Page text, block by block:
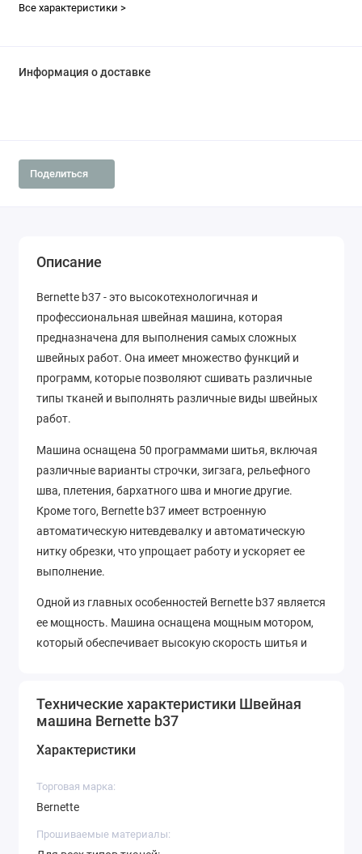
Все характеристики >
Информация о доставке
Поделиться
Описание
Bernette b37 - это высокотехнологичная и
профессиональная швейная машина, которая
предназначена для выполнения самых сложных
швейных работ. Она имеет множество функций и
программ, которые позволяют сшивать различные
типы тканей и выполнять различные виды швейных
работ.
Машина оснащена 50 программами шитья, включая
различные варианты строчки, зигзага, рельефного
шва, плетения, бархатного шва и многие другие.
Кроме того, Bernette b37 имеет встроенную
автоматическую нитевдевалку и автоматическую
нитку обрезки, что упрощает работу и ускоряет ее
выполнение.
Одной из главных особенностей Bernette b37 является
ее мощность. Машина оснащена мощным мотором,
который обеспечивает высокую скорость шитья и
кожа.
стежка, что обеспечивает высокую точность при
программирования и сохранения настроек, что
каждого проекта.
Технические характеристики Швейная
машина Bernette b37
Характеристики
Торговая марка:
Bernette
Прошиваемые материалы: